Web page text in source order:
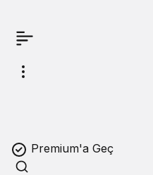
Premium'a Geç